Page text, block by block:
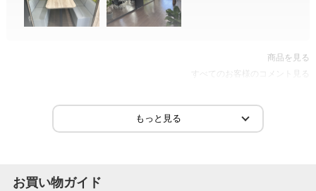
商品を見る
すべてのお客様のコメント見る
お買い物ガイド